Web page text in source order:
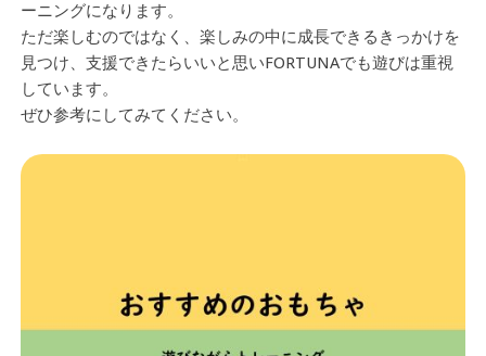
ーニングになります。
ただ楽しむのではなく、楽しみの中に成長できるきっかけを
見つけ、支援できたらいいと思いFORTUNAでも遊びは重視
しています。
ぜひ参考にしてみてください。